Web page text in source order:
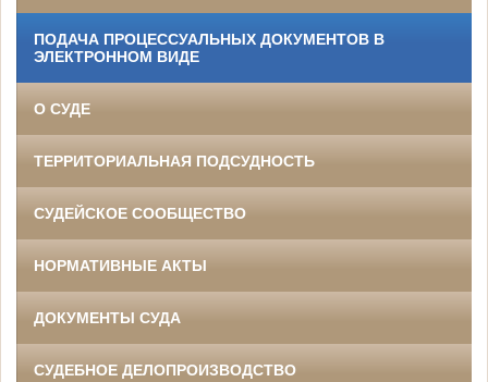
ПОДАЧА ПРОЦЕССУАЛЬНЫХ ДОКУМЕНТОВ В
ЭЛЕКТРОННОМ ВИДЕ
О СУДЕ
ТЕРРИТОРИАЛЬНАЯ ПОДСУДНОСТЬ
СУДЕЙСКОЕ СООБЩЕСТВО
НОРМАТИВНЫЕ АКТЫ
ДОКУМЕНТЫ СУДА
СУДЕБНОЕ ДЕЛОПРОИЗВОДСТВО